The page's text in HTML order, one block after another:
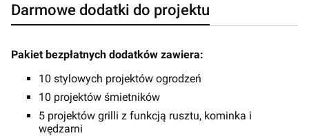
Darmowe dodatki do projektu
Pakiet bezpłatnych dodatków zawiera:
10 stylowych projektów ogrodzeń
10 projektów śmietników
5 projektów grilli z funkcją rusztu, kominka i
wędzarni